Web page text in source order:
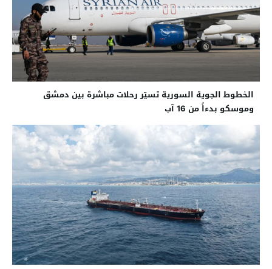
الخطوط الجوية السورية تسيّر رحلات مباشرة بين دمشق
وموسكو بدءاً من 16 آب